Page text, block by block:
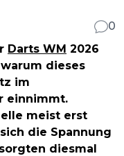
0
Darts WM 2026
dieses
im
einnimmt.
meist erst
die Spannung
diesmal